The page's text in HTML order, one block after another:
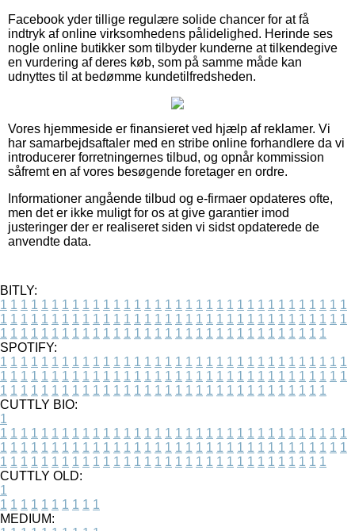
Facebook yder tillige regulære solide chancer for at få
indtryk af online virksomhedens pålidelighed. Herinde ses
nogle online butikker som tilbyder kunderne at tilkendegive
en vurdering af deres køb, som på samme måde kan
udnyttes til at bedømme kundetilfredsheden.
Vores hjemmeside er finansieret ved hjælp af reklamer. Vi
har samarbejdsaftaler med en stribe online forhandlere da vi
introducerer forretningernes tilbud, og opnår kommission
såfremt en af vores besøgende foretager en ordre.
Informationer angående tilbud og e-firmaer opdateres ofte,
men det er ikke muligt for os at give garantier imod
justeringer der er realiseret siden vi sidst opdaterede de
anvendte data.
BITLY:
1 1 1 1 1 1 1 1 1 1 1 1 1 1 1 1 1 1 1 1 1 1 1 1 1 1 1 1 1 1 1 1 1 1
1 1 1 1 1 1 1 1 1 1 1 1 1 1 1 1 1 1 1 1 1 1 1 1 1 1 1 1 1 1 1 1 1 1
1 1 1 1 1 1 1 1 1 1 1 1 1 1 1 1 1 1 1 1 1 1 1 1 1 1 1 1 1 1 1 1
SPOTIFY:
1 1 1 1 1 1 1 1 1 1 1 1 1 1 1 1 1 1 1 1 1 1 1 1 1 1 1 1 1 1 1 1 1 1
1 1 1 1 1 1 1 1 1 1 1 1 1 1 1 1 1 1 1 1 1 1 1 1 1 1 1 1 1 1 1 1 1 1
1 1 1 1 1 1 1 1 1 1 1 1 1 1 1 1 1 1 1 1 1 1 1 1 1 1 1 1 1 1 1 1
CUTTLY BIO:
1
1 1 1 1 1 1 1 1 1 1 1 1 1 1 1 1 1 1 1 1 1 1 1 1 1 1 1 1 1 1 1 1 1 1
1 1 1 1 1 1 1 1 1 1 1 1 1 1 1 1 1 1 1 1 1 1 1 1 1 1 1 1 1 1 1 1 1 1
1 1 1 1 1 1 1 1 1 1 1 1 1 1 1 1 1 1 1 1 1 1 1 1 1 1 1 1 1 1 1 1
CUTTLY OLD:
1
1 1 1 1 1 1 1 1 1 1
MEDIUM: